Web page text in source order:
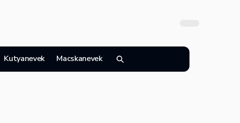
Kutyanevek Macskanevek